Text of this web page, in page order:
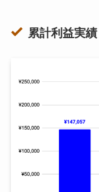
累計利益実績